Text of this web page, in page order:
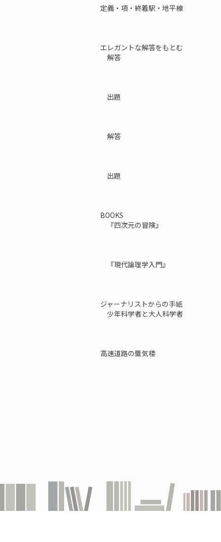
定義・項・終着駅・地平線
エレガントな解答をもとむ
解答
出題
解答
出題
BOOKS
『四次元の冒険』
『現代論理学入門』
ジャーナリストからの手紙
少年科学者と大人科学者
高速道路の蜃気楼